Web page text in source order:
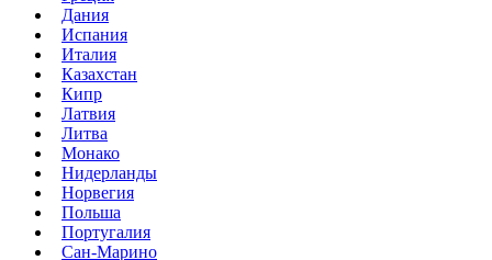
Дания
Испания
Италия
Казахстан
Кипр
Латвия
Литва
Монако
Нидерланды
Норвегия
Польша
Португалия
Сан-Марино